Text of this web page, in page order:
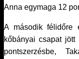
Anna egymaga 12
A második félidőre
kőbányai csapat
pontszerzésbe,